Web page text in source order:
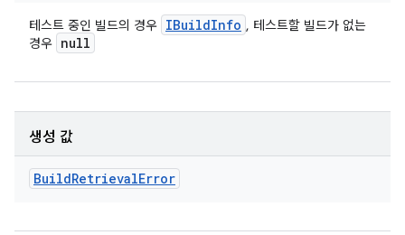
테스트 중인 빌드의 경우 IBuildInfo , 테스트할 빌드가 없는
경우 null
생성 값
BuildRetrievalError